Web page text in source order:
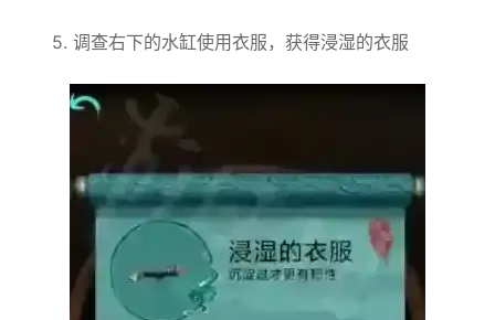
5. 调查右下的水缸使用衣服，获得浸湿的衣服